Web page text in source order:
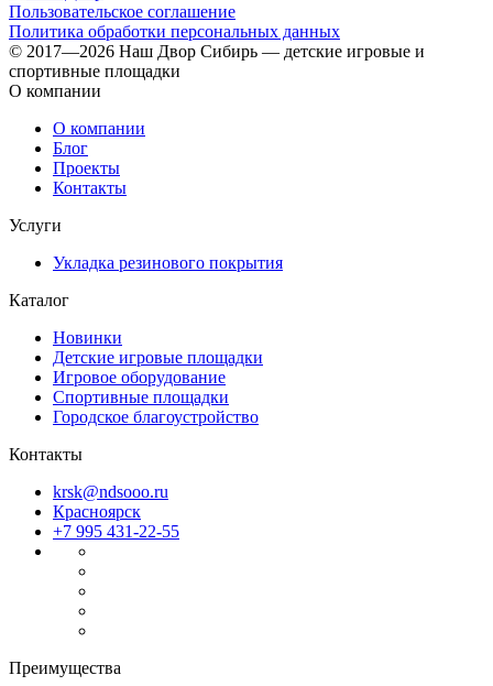
Пользовательское соглашение
Политика обработки персональных данных
© 2017—2026 Наш Двор Сибирь — детские игровые и
спортивные площадки
О компании
О компании
Блог
Проекты
Контакты
Услуги
Укладка резинового покрытия
Каталог
Новинки
Детские игровые площадки
Игровое оборудование
Спортивные площадки
Городское благоустройство
Контакты
krsk@ndsooo.ru
Красноярск
+7 995 431-22-55
Преимущества